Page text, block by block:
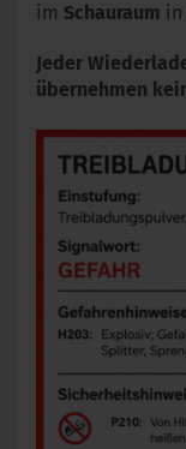
im Schauraum in
Jeder
übernehmen